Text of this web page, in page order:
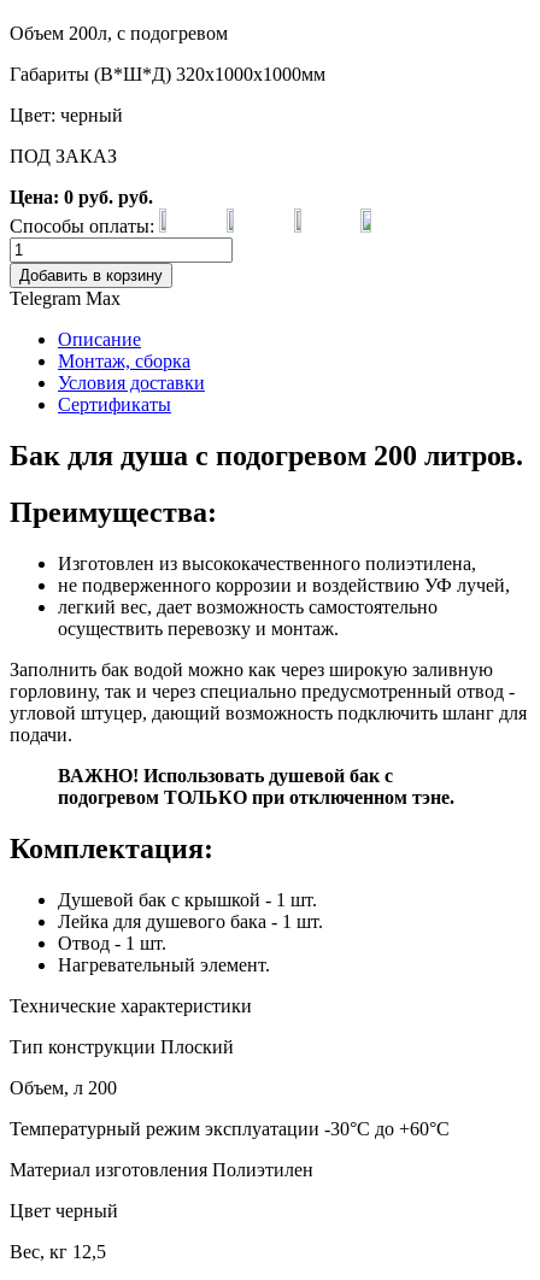
Объем 200л, с подогревом
Габариты (В*Ш*Д) 320х1000х1000мм
Цвет: черный
ПОД ЗАКАЗ
Цена: 0 руб. руб.
Способы оплаты:
Добавить в корзину
Telegram Max
Описание
Монтаж, сборка
Условия доставки
Сертификаты
Бак для душа с подогревом 200 литров.
Преимущества:
Изготовлен из высококачественного полиэтилена,
не подверженного коррозии и воздействию УФ лучей,
легкий вес, дает возможность самостоятельно
осуществить перевозку и монтаж.
Заполнить бак водой можно как через широкую заливную
горловину, так и через специально предусмотренный отвод -
угловой штуцер, дающий возможность подключить шланг для
подачи.
ВАЖНО! Использовать душевой бак с
подогревом ТОЛЬКО при отключенном тэне.
Комплектация:
Душевой бак с крышкой - 1 шт.
Лейка для душевого бака - 1 шт.
Отвод - 1 шт.
Нагревательный элемент.
Технические характеристики
Тип конструкции Плоский
Объем, л 200
Температурный режим эксплуатации -30°C до +60°C
Материал изготовления Полиэтилен
Цвет черный
Вес, кг 12,5